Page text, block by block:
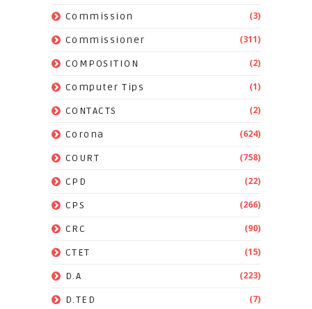
Commission (3)
Commissioner (311)
COMPOSITION (2)
Computer Tips (1)
CONTACTS (2)
Corona (624)
COURT (758)
CPD (22)
CPS (266)
CRC (90)
CTET (15)
D.A (223)
D.TED (7)